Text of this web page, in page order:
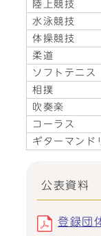
陸上競技
水泳競技
体操競技
柔道
ソフトテニス
相撲
吹奏楽
コーラス
ギターマンド
公表資料
登録団